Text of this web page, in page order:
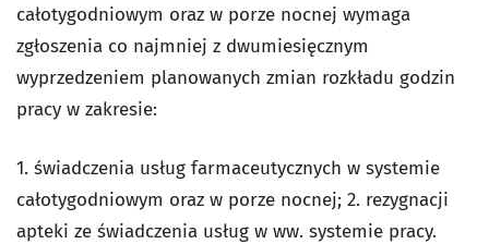
całotygodniowym oraz w porze nocnej wymaga
zgłoszenia co najmniej z dwumiesięcznym
wyprzedzeniem planowanych zmian rozkładu godzin
pracy w zakresie:
1. świadczenia usług farmaceutycznych w systemie
całotygodniowym oraz w porze nocnej; 2. rezygnacji
apteki ze świadczenia usług w ww. systemie pracy.